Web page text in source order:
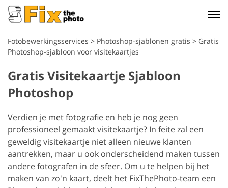
Fotobewerkingsservices > Photoshop-sjablonen gratis > Gratis
Photoshop-sjabloon voor visitekaartjes
Gratis Visitekaartje Sjabloon
Photoshop
Verdien je met fotografie en heb je nog geen
professioneel gemaakt visitekaartje? In feite zal een
geweldig visitekaartje niet alleen nieuwe klanten
aantrekken, maar u ook onderscheidend maken tussen
andere fotografen in de sfeer. Om u te helpen bij het
maken van zo'n kaart, deelt het FixThePhoto-team een